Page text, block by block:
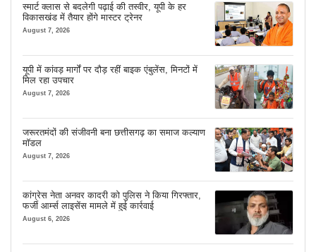
स्मार्ट क्लास से बदलेगी पढ़ाई की तस्वीर, यूपी के हर
विकासखंड में तैयार होंगे मास्टर ट्रेनर
August 7, 2026
यूपी में कांवड़ मार्गों पर दौड़ रहीं बाइक एंबुलेंस, मिनटों में
मिल रहा उपचार
August 7, 2026
जरूरतमंदों की संजीवनी बना छत्तीसगढ़ का समाज कल्याण
मॉडल
August 7, 2026
कांग्रेस नेता अनवर कादरी को पुलिस ने किया गिरफ्तार,
फर्जी आर्म्स लाइसेंस मामले में हुई कार्रवाई
August 6, 2026